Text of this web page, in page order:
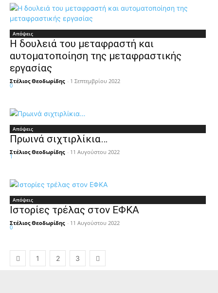
Απόψεις
Η δουλειά του μεταφραστή και
αυτοματοποίηση της μεταφραστικής
εργασίας
Στέλιος Θεοδωρίδης - 1 Σεπτεμβρίου 2022
0
Απόψεις
Πρωινά σιχτιρλίκια…
Στέλιος Θεοδωρίδης - 11 Αυγούστου 2022
1
Απόψεις
Ιστορίες τρέλας στον ΕΦΚΑ
Στέλιος Θεοδωρίδης - 11 Αυγούστου 2022
0
1 2 3